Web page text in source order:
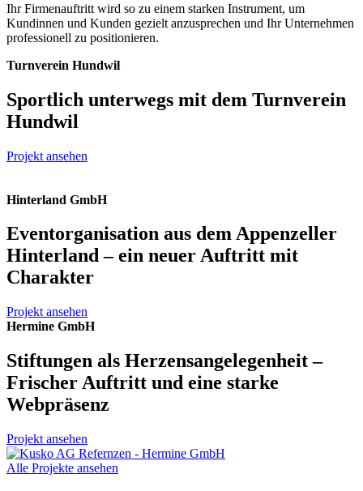
Ihr Firmenauftritt wird so zu einem starken Instrument, um
Kundinnen und Kunden gezielt anzusprechen und Ihr Unternehmen
professionell zu positionieren.
Turnverein Hundwil
Sportlich unterwegs mit dem Turnverein
Hundwil
Projekt ansehen
Hinterland GmbH
Eventorganisation aus dem Appenzeller
Hinterland – ein neuer Auftritt mit
Charakter
Projekt ansehen
Hermine GmbH
Stiftungen als Herzensangelegenheit –
Frischer Auftritt und eine starke
Webpräsenz
Projekt ansehen
Alle Projekte ansehen